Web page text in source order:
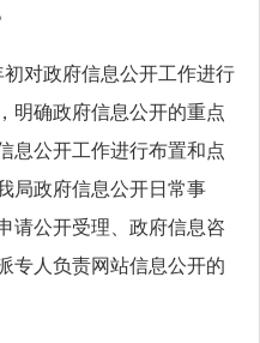
初对政府信息公开工作进行
明确政府信息公开的重点
息公开工作进行布置和点
局政府信息公开日常事
请公开受理、政府信息咨
专人负责网站信息公开的